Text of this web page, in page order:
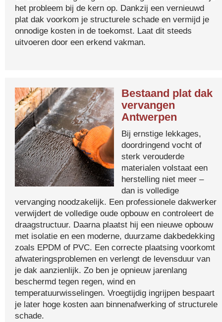
het probleem bij de kern op. Dankzij een vernieuwd
plat dak voorkom je structurele schade en vermijd je
onnodige kosten in de toekomst. Laat dit steeds
uitvoeren door een erkend vakman.
Bestaand plat dak
vervangen
Antwerpen
Bij ernstige lekkages,
doordringend vocht of
sterk verouderde
materialen volstaat een
herstelling niet meer –
dan is volledige
vervanging noodzakelijk. Een professionele dakwerker
verwijdert de volledige oude opbouw en controleert de
draagstructuur. Daarna plaatst hij een nieuwe opbouw
met isolatie en een moderne, duurzame dakbedekking
zoals EPDM of PVC. Een correcte plaatsing voorkomt
afwateringsproblemen en verlengt de levensduur van
je dak aanzienlijk. Zo ben je opnieuw jarenlang
beschermd tegen regen, wind en
temperatuurwisselingen. Vroegtijdig ingrijpen bespaart
je later hoge kosten aan binnenafwerking of structurele
schade.